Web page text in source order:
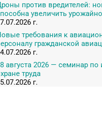
против вредителей:
увеличить
г.
требования к
гражданской
г.
августа 2026 — семинар
труда
г.